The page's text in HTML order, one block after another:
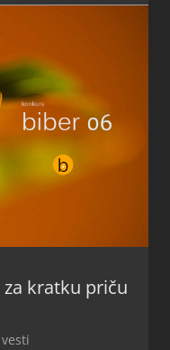
kratku priču
vesti